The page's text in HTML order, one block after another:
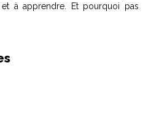
à apprendre. Et pourquoi pas